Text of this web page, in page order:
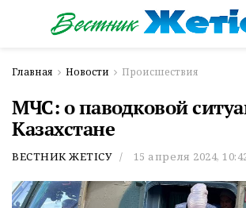
Главная Новости Происшествия
МЧС: о паводковой
Казахстане
ВЕСТНИК ЖЕТІСУ 15 апреля 2024,